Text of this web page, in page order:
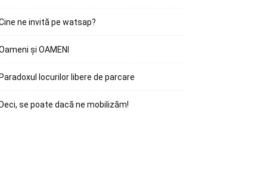
ne invită pe watsap?
și OAMENI
locurilor libere de parcare
se poate dacă ne mobilizăm!